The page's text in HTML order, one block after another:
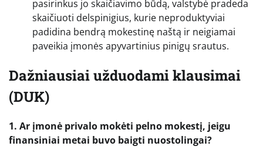
pasirinkus jo skaičiavimo būdą, valstybė pradeda
skaičiuoti delspinigius, kurie neproduktyviai
padidina bendrą mokestinę naštą ir neigiamai
paveikia įmonės apyvartinius pinigų srautus.
Dažniausiai užduodami klausimai
(DUK)
1. Ar įmonė privalo mokėti pelno mokestį, jeigu
finansiniai metai buvo baigti nuostolingai?